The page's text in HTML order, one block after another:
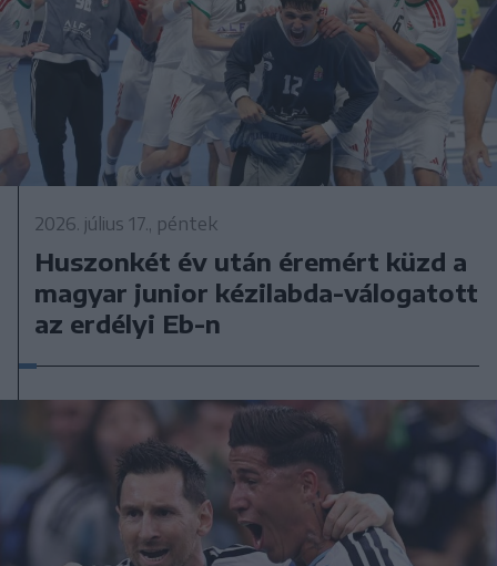
2026. július 17., péntek
Huszonkét év után éremért küzd a
magyar junior kézilabda-válogatott
az erdélyi Eb-n